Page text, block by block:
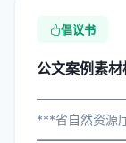
倡议书
公文案例素
***省自然资源